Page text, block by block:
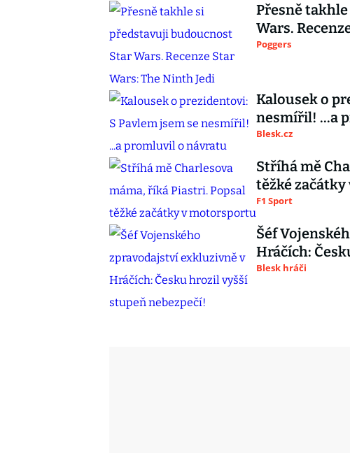
Přesně
Wars.
Poggers
Kalousek o
nesmířil! ...a
Blesk.cz
Stříhá mě
těžké
F1 Sport
Šéf
Hráčích:
Blesk hráči